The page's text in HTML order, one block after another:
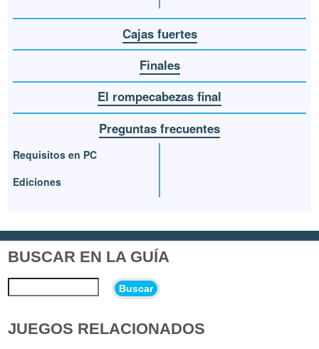
Cajas fuertes
Finales
El rompecabezas final
Preguntas frecuentes
Requisitos en PC
Ediciones
BUSCAR EN LA GUÍA
Buscar
JUEGOS RELACIONADOS